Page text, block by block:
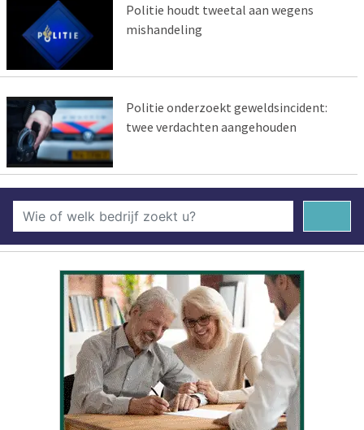
Politie houdt tweetal aan wegens
mishandeling
Politie onderzoekt geweldsincident:
twee verdachten aangehouden